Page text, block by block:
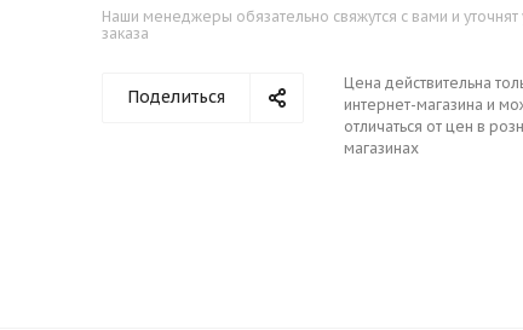
Наши менеджеры обязательно свяжутся с вами и уточнят
заказа
Поделиться
Цена действительна
интернет-магазина и
отличаться от цен в
магазинах